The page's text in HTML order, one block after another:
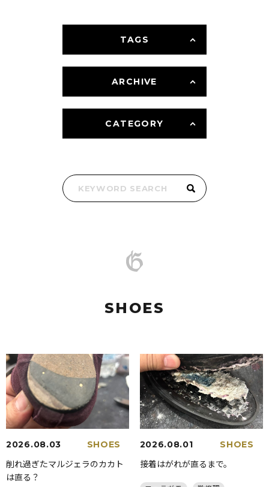
TAGS
ARCHIVE
CATEGORY
SHOES
2026.08.03 SHOES
削れ過ぎたマルジェラのカカト
は直る？
2026.08.01 SHOES
接着はがれが直るまで。